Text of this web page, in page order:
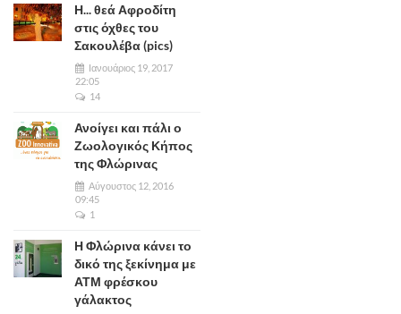
Η... θεά Αφροδίτη
στις όχθες του
Σακουλέβα (pics)
Ιανουάριος 19, 2017
22:05
14
Ανοίγει και πάλι ο
Ζωολογικός Κήπος
της Φλώρινας
Αύγουστος 12, 2016
09:45
1
Η Φλώρινα κάνει το
δικό της ξεκίνημα με
ΑΤΜ φρέσκου
γάλακτος